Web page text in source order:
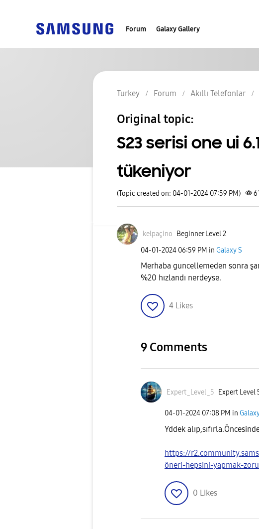
Forum Galaxy Gallery
Turkey Forum Akıllı Telefonlar
Original topic:
S23 serisi one ui
tükeniyor
(Topic created on: 04-01-2024 07:59 PM)
kelpaçino Beginner Level 2
‎04-01-2024 06:59 PM in Galaxy S
Merhaba guncellemeden sonra
%20 hızlandı nerdeyse.
4 Likes
9 Comments
Expert_Level_5 Expert Level
‎04-01-2024 07:08 PM in
Yddek
https://
öneri-hepsini-yapmak-
0 Likes